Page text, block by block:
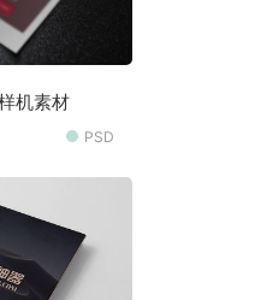
机素材
PSD